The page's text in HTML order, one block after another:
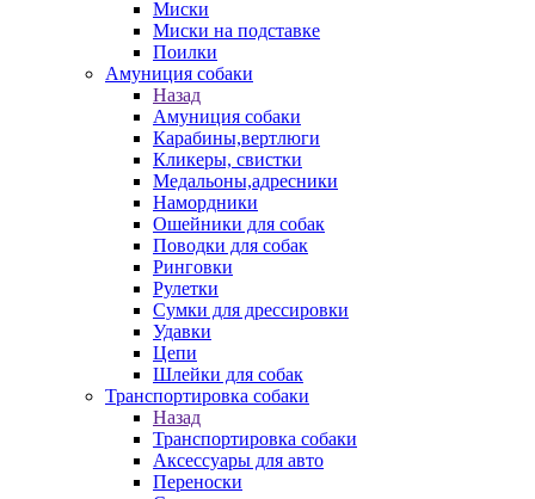
Миски
Миски на подставке
Поилки
Амуниция собаки
Назад
Амуниция собаки
Карабины,вертлюги
Кликеры, свистки
Медальоны,адресники
Намордники
Ошейники для собак
Поводки для собак
Ринговки
Рулетки
Сумки для дрессировки
Удавки
Цепи
Шлейки для собак
Транспортировка собаки
Назад
Транспортировка собаки
Аксессуары для авто
Переноски